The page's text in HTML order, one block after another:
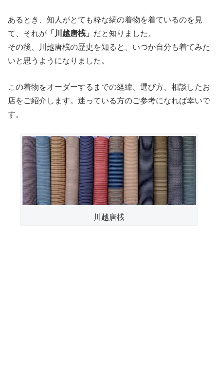
あるとき、知人がとても粋な縞の着物を着ているのを見
て、それが 「川越唐桟」 だと知りました。
その後、川越唐桟の歴史を知ると、いつか自分も着てみた
いと思うようになりました。
この着物をオーダーするまでの経緯、選び方、相談したお
店をご紹介します。迷っている方のご参考になれば幸いで
す。
川越唐桟